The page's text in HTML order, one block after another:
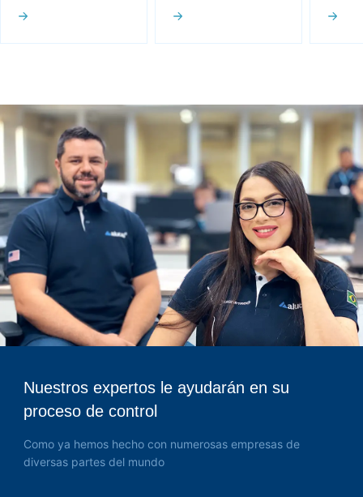
Nuestros expertos le ayudarán en su
proceso de control
Como ya hemos hecho con numerosas empresas de
diversas partes del mundo